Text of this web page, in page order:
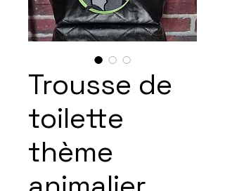
Trousse de
toilette
thème